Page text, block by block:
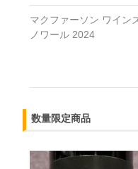
マクファーソン ワイン
ノワール 2024
数量限定商品